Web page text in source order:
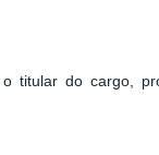
titular do cargo,